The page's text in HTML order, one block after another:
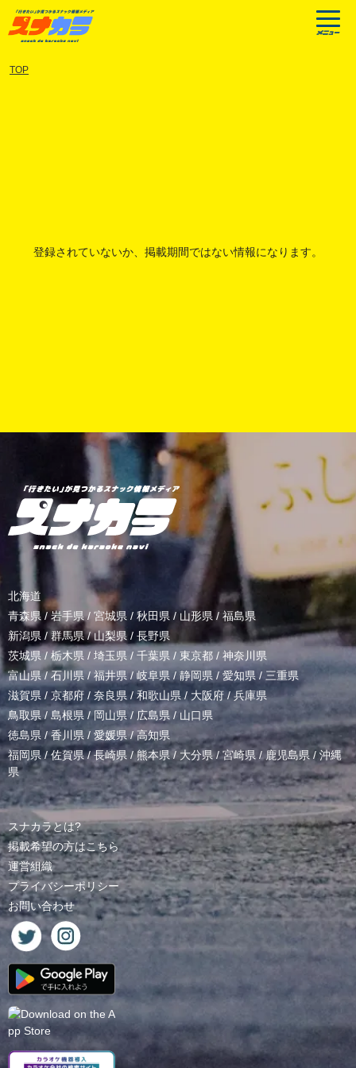
TOP
登録されていないか、掲載期間ではない情報になります。
北海道
青森県 /岩手県/ 宮城県 / 秋田県 / 山形県 / 福島県
新潟県 /群馬県/山梨県 / 長野県
茨城県 / 栃木県 / 埼玉県 / 千葉県 / 東京都 / 神奈川県
富山県 /石川県 / 福井県/岐阜県 / 静岡県 / 愛知県 / 三重県
滋賀県 / 京都府 / 奈良県 / 和歌山県 / 大阪府 /兵庫県
鳥取県 / 島根県 /岡山県/ 広島県 / 山口県
徳島県 /香川県 / 愛媛県/高知県
福岡県 / 佐賀県/長崎県 /熊本県 / 大分県/宮崎県 / 鹿児島県 / 沖縄
県
スナカラとは?
掲載希望の方はこちら
運営組織
プライバシーポリシー
お問い合わせ